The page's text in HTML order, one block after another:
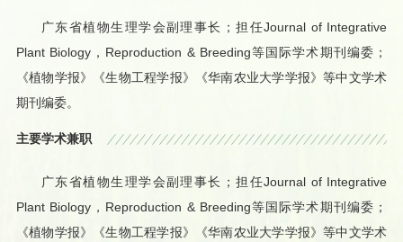
广东省植物生理学会副理事长；担任Journal of Integrative
Plant Biology ， Reproduction & Breeding等国际学术期刊编委；
《植物学报》《生物工程学报》《华南农业大学学报》等中文学术
期刊编委。
主要学术兼职
广东省植物生理学会副理事长；担任Journal of Integrative
Plant Biology ， Reproduction & Breeding等国际学术期刊编委；
《植物学报》《生物工程学报》《华南农业大学学报》等中文学术